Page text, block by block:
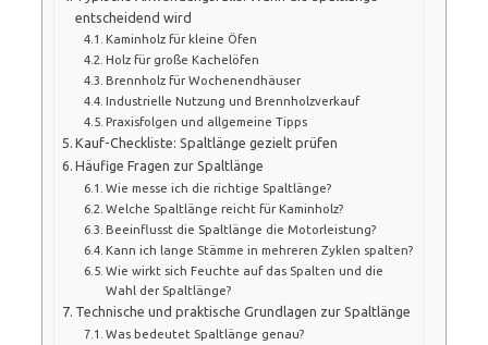
entscheidend wird
Kaminholz für kleine Öfen
Holz für große Kachelöfen
Brennholz für Wochenendhäuser
Industrielle Nutzung und Brennholzverkauf
Praxisfolgen und allgemeine Tipps
Kauf-Checkliste: Spaltlänge gezielt prüfen
Häufige Fragen zur Spaltlänge
Wie messe ich die richtige Spaltlänge?
Welche Spaltlänge reicht für Kaminholz?
Beeinflusst die Spaltlänge die Motorleistung?
Kann ich lange Stämme in mehreren Zyklen spalten?
Wie wirkt sich Feuchte auf das Spalten und die
Wahl der Spaltlänge?
Technische und praktische Grundlagen zur Spaltlänge
Was bedeutet Spaltlänge genau?